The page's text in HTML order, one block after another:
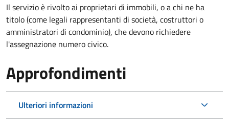
Il servizio è rivolto ai proprietari di immobili, o a chi ne ha
titolo (come legali rappresentanti di società, costruttori o
amministratori di condominio), che devono richiedere
l'assegnazione numero civico.
Approfondimenti
Ulteriori informazioni